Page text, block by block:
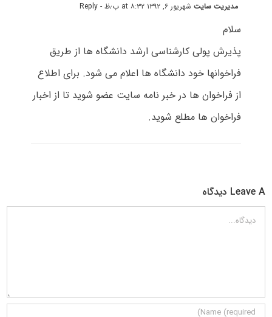
مدیریت سایتشهریور ۶, ۱۳۹۲ at ۸:۳۲ ب٫ظ - Reply
سلام
پذیرش پولی کارشناسی ارشد دانشگاه ها از طریق
فراخوانها خود دانشگاه ها اعلام می شود. برای اطلاع
از فراخوان ها در خبر نامه سایت عضو شوید تا از اخبار
فراخوان ها مطلع شوید.
Leave A دیدگاه
دیدگاه